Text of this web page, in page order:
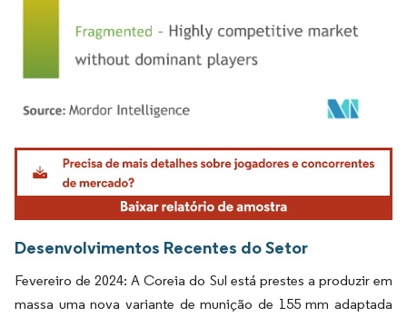
Imagem © Mordor Intelligence. O reuso requer atribuição conforme CC BY 4.0.
Desenvolvimentos Recentes do Setor
Fevereiro de 2024: A Coreia do Sul está prestes a produzir em
massa uma nova variante de munição de 155 mm adaptada